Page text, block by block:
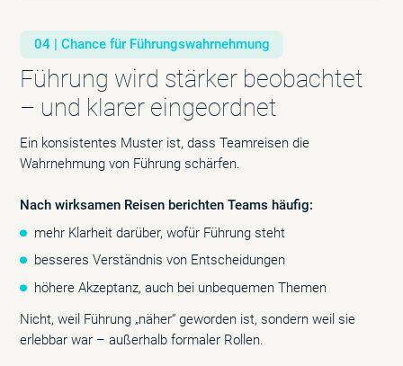
04 | Chance für Führungswahrnehmung
Führung wird stärker beobachtet
– und klarer eingeordnet
Ein konsistentes Muster ist, dass Teamreisen die
Wahrnehmung von Führung schärfen.
Nach wirksamen Reisen berichten Teams häufig:
mehr Klarheit darüber, wofür Führung steht
besseres Verständnis von Entscheidungen
höhere Akzeptanz, auch bei unbequemen Themen
Nicht, weil Führung „näher“ geworden ist, sondern weil sie
erlebbar war – außerhalb formaler Rollen.